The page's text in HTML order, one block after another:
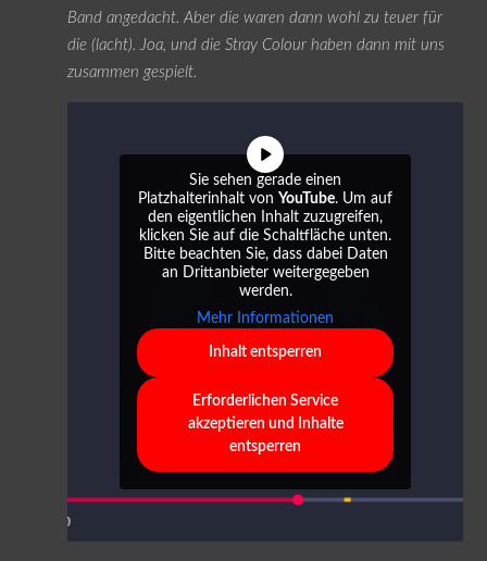
Band angedacht. Aber die waren dann wohl zu teuer für
die (lacht). Joa, und die Stray Colour haben dann mit uns
zusammen gespielt.
Sie sehen gerade einen
Platzhalterinhalt von YouTube. Um auf
den eigentlichen Inhalt zuzugreifen,
klicken Sie auf die Schaltfläche unten.
Bitte beachten Sie, dass dabei Daten
an Drittanbieter weitergegeben
werden.
Mehr Informationen
Inhalt entsperren
Erforderlichen Service
akzeptieren und Inhalte
entsperren